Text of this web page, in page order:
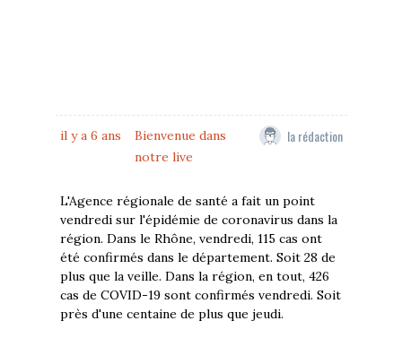
il y a 6 ans
Bienvenue dans
notre live
la rédaction
L'Agence régionale de santé a fait un point
vendredi sur l'épidémie de coronavirus dans la
région. Dans le Rhône, vendredi, 115 cas ont
été confirmés dans le département. Soit 28 de
plus que la veille. Dans la région, en tout, 426
cas de COVID-19 sont confirmés vendredi. Soit
près d'une centaine de plus que jeudi.